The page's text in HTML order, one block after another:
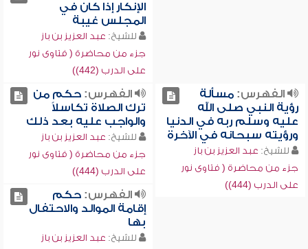
الإنكار إذا كان في
المجلس غيبة
للشيخ: عبد العزيز بن باز
جزء من محاضرة ( فتاوى نور
على الدرب (442))
الفهرس:مسألة
رؤية النبي صلى الله
عليه وسلم ربه في الدنيا
ورؤيته سبحانه في الآخرة
للشيخ: عبد العزيز بن باز
جزء من محاضرة ( فتاوى نور
على الدرب (444))
الفهرس:حكم من
ترك الصلاة تكاسلاً
والواجب عليه بعد ذلك
للشيخ: عبد العزيز بن باز
جزء من محاضرة ( فتاوى نور
على الدرب (444))
الفهرس:حكم
إقامة الموالد والاحتفال
بها
للشيخ: عبد العزيز بن باز